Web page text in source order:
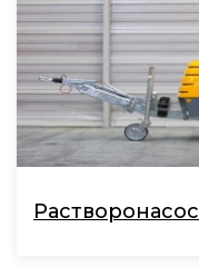
Растворонасос